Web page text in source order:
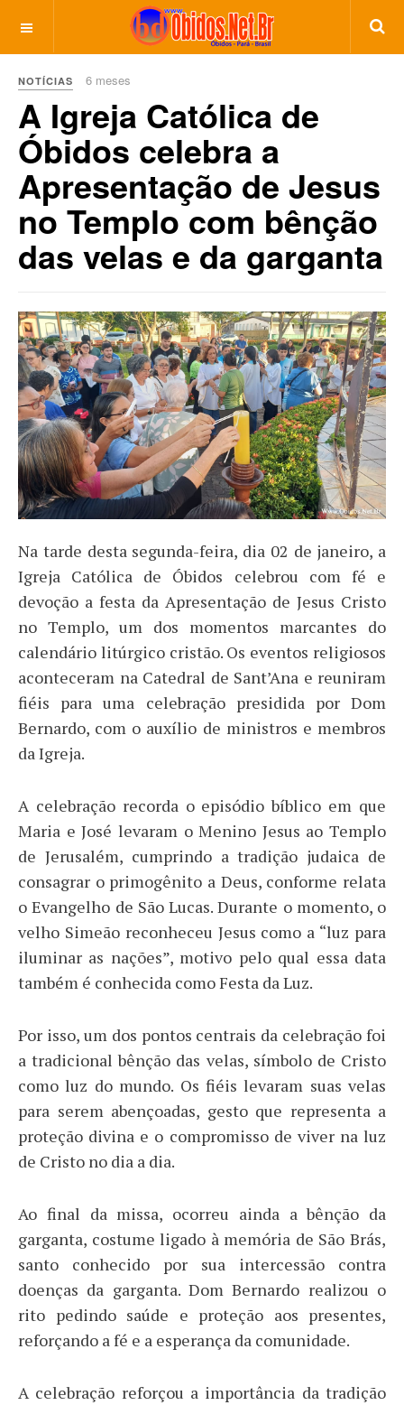
NOTÍCIAS 6 meses
A Igreja Católica de
Óbidos celebra a
Apresentação de Jesus
no Templo com bênção
das velas e da garganta
Na tarde desta segunda-feira, dia 02 de janeiro, a
Igreja Católica de Óbidos celebrou com fé e
devoção a festa da Apresentação de Jesus Cristo
no Templo, um dos momentos marcantes do
calendário litúrgico cristão. Os eventos religiosos
aconteceram na Catedral de Sant’Ana e reuniram
fiéis para uma celebração presidida por Dom
Bernardo, com o auxílio de ministros e membros
da Igreja.
A celebração recorda o episódio bíblico em que
Maria e José levaram o Menino Jesus ao Templo
de Jerusalém, cumprindo a tradição judaica de
consagrar o primogênito a Deus, conforme relata
o Evangelho de São Lucas. Durante o momento, o
velho Simeão reconheceu Jesus como a “luz para
iluminar as nações”, motivo pelo qual essa data
também é conhecida como Festa da Luz.
Por isso, um dos pontos centrais da celebração foi
a tradicional bênção das velas, símbolo de Cristo
como luz do mundo. Os fiéis levaram suas velas
para serem abençoadas, gesto que representa a
proteção divina e o compromisso de viver na luz
de Cristo no dia a dia.
Ao final da missa, ocorreu ainda a bênção da
garganta, costume ligado à memória de São Brás,
santo conhecido por sua intercessão contra
doenças da garganta. Dom Bernardo realizou o
rito pedindo saúde e proteção aos presentes,
reforçando a fé e a esperança da comunidade.
A celebração reforçou a importância da tradição